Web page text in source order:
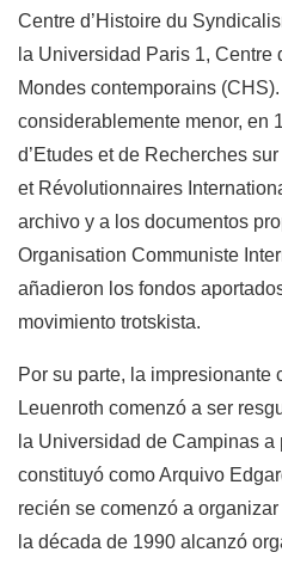
Centre d’Histoire du
la Universidad Paris 1, Centre
Mondes contemporains
considerablemente menor, en
d’Etudes et de Recherches
et Révolutionnaires
archivo y a los documentos
Organisation Communiste
añadieron los fondos
movimiento trotskista.
Por su parte, la impresionante
Leuenroth comenzó a ser
la Universidad de Campinas
constituyó como Arquivo
recién se comenzó a
la década de 1990 alcanzó